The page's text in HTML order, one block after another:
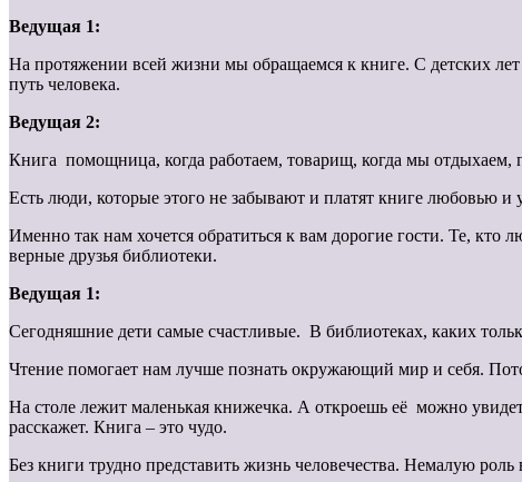
Ведущая 1:
На протяжении всей жизни мы обращаемся к книге. С детских
путь человека.
Ведущая 2:
Книга помощница, когда работаем, товарищ, когда мы
Есть люди, которые этого не забывают и платят книге любовью
Именно так нам хочется обратиться к вам дорогие гости. Те,
верные друзья библиотеки.
Ведущая 1:
Сегодняшние дети самые счастливые. В библиотеках, каких
Чтение помогает нам лучше познать окружающий мир и себя.
На столе лежит маленькая книжечка. А откроешь её ­ можно
расскажет. Книга – это чудо.
Без книги трудно представить жизнь человечества. Немалую